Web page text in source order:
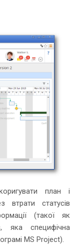
план і
втрати статусів
(такої як
яка специфічна
MS Project).